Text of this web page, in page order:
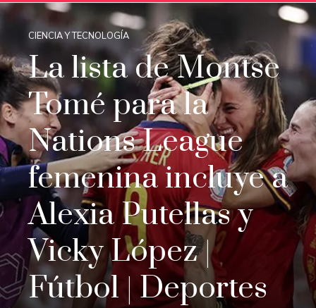
CIENCIA Y TECNOLOGÍA
La lista de Montse
Tomé para la
Nations League
femenina incluye a
Alexia Putellas y
Vicky López |
Fútbol | Deportes